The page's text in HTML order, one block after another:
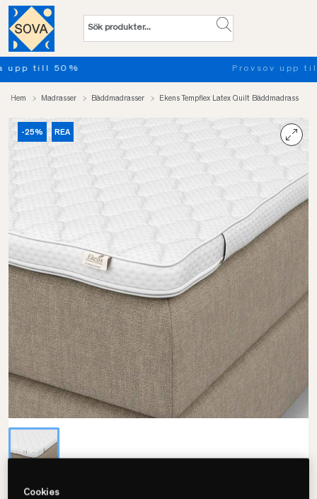
Provsov upp till 100 nätter. Läs mer
Hem Madrasser Bäddmadrasser Ekens Tempflex Latex Quilt Bäddmadrass
-25% REA
Cookies